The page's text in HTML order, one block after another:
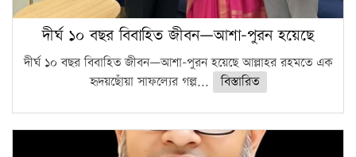
দীর্ঘ ১০ বছর বিবাহিত জীবন—আশা-পুরন হয়েছে
দীর্ঘ ১০ বছর বিবাহিত জীবন—আশা-পুরন হয়েছে আল্লাহর রহমতে এক
হৃদয়ছোঁয়া সাফল্যের গল্প...
বিস্তারিত